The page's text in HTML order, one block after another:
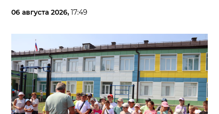
06 августа 2026, 17:49